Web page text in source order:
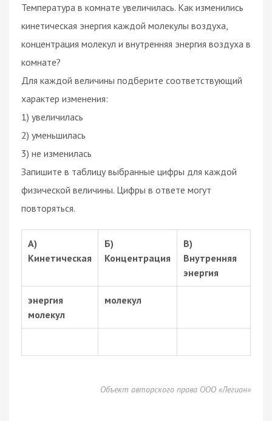
Температура в комнате увеличилась. Как изменились
кинетическая энергия каждой молекулы воздуха,
концентрация молекул и внутренняя энергия воздуха в
комнате?
Для каждой величины подберите соответствующий
характер изменения:
1) увеличилась
2) уменьшилась
3) не изменилась
Запишите в таблицу выбранные цифры для каждой
физической величины. Цифры в ответе могут
повторяться.
А)
Кинетическая
Б)
Концентрация
В)
Внутренняя
энергия
энергия
молекул
молекул
Объект авторского права ООО «Легион»